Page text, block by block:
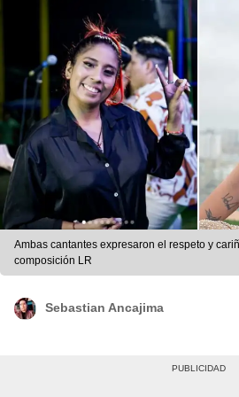
Ambas cantantes expresaron el respeto y
composición LR
Sebastian Ancajima